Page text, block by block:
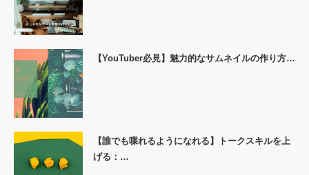
【YouTuber必見】魅力的なサムネイルの作り方…
【誰でも喋れるようになれる】トークスキルを上
げる：…